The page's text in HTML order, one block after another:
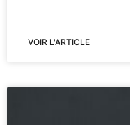
VOIR L'ARTICLE